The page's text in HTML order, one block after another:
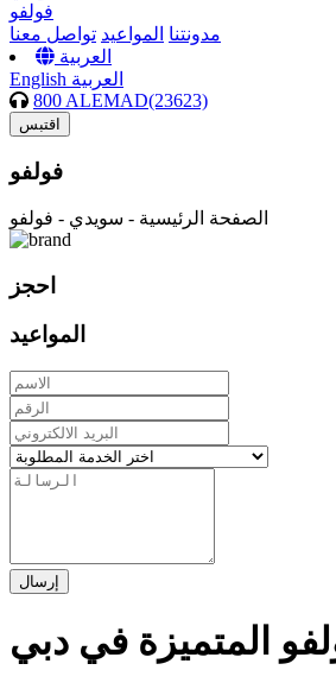
فولفو
مدونتنا المواعيد تواصل معنا
العربية
English العربية
800 ALEMAD(23623)
اقتبس
فولفو
الصفحة الرئيسية - سويدي - فولفو
احجز
المواعيد
إرسال